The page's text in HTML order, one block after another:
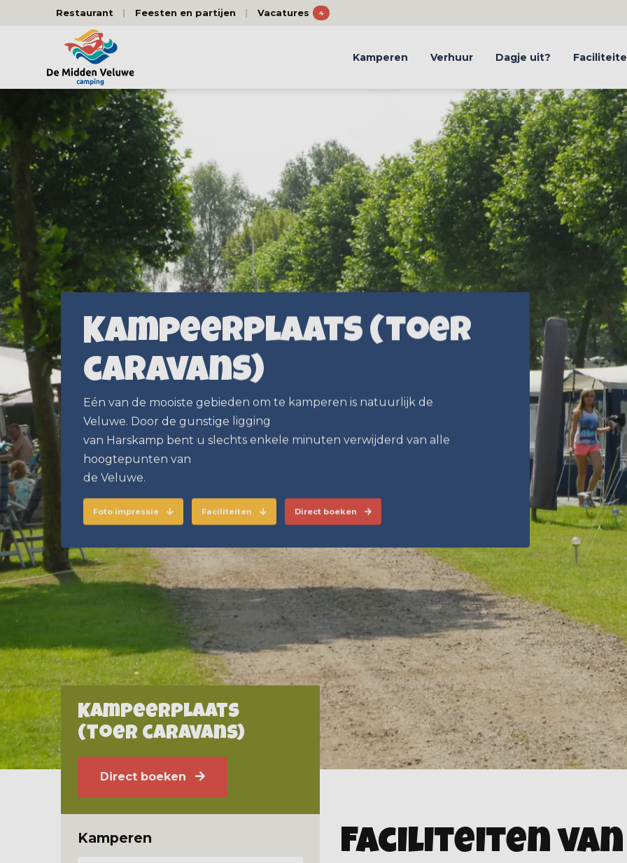
Restaurant Feesten en partijen Vacatures 4
Kamperen Verhuur Dagje uit?
Kampeerplaats (toer
caravans)
Eén van de mooiste gebieden om te kamperen is natuurlijk de
Veluwe. Door de gunstige ligging
van Harskamp bent u slechts enkele minuten verwijderd van alle
hoogtepunten van
de Veluwe.
Foto impressie Faciliteiten Direct boeken
Kampeerplaats
(toer caravans)
Direct boeken
Kamperen
Faciliteiten van